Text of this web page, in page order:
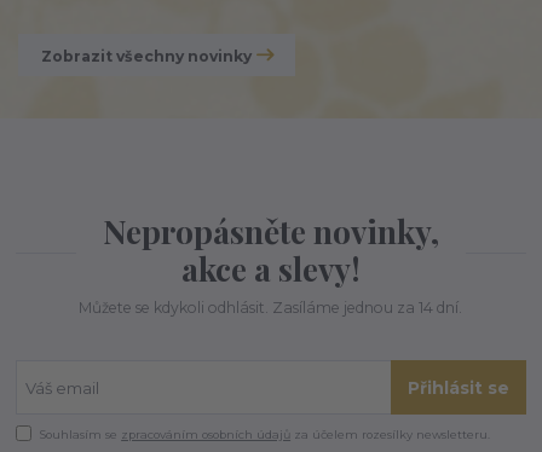
Zobrazit všechny novinky
Nepropásněte novinky,
akce a slevy!
Můžete se kdykoli odhlásit. Zasíláme jednou za 14 dní.
Přihlásit se
Souhlasím se zpracováním osobních údajů za účelem rozesílky newsletteru.